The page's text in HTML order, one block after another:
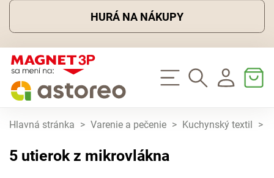
HURÁ NA NÁKUPY
Hlavná stránka > Varenie a pečenie > Kuchynský textil >
5 utierok z mikrovlákna